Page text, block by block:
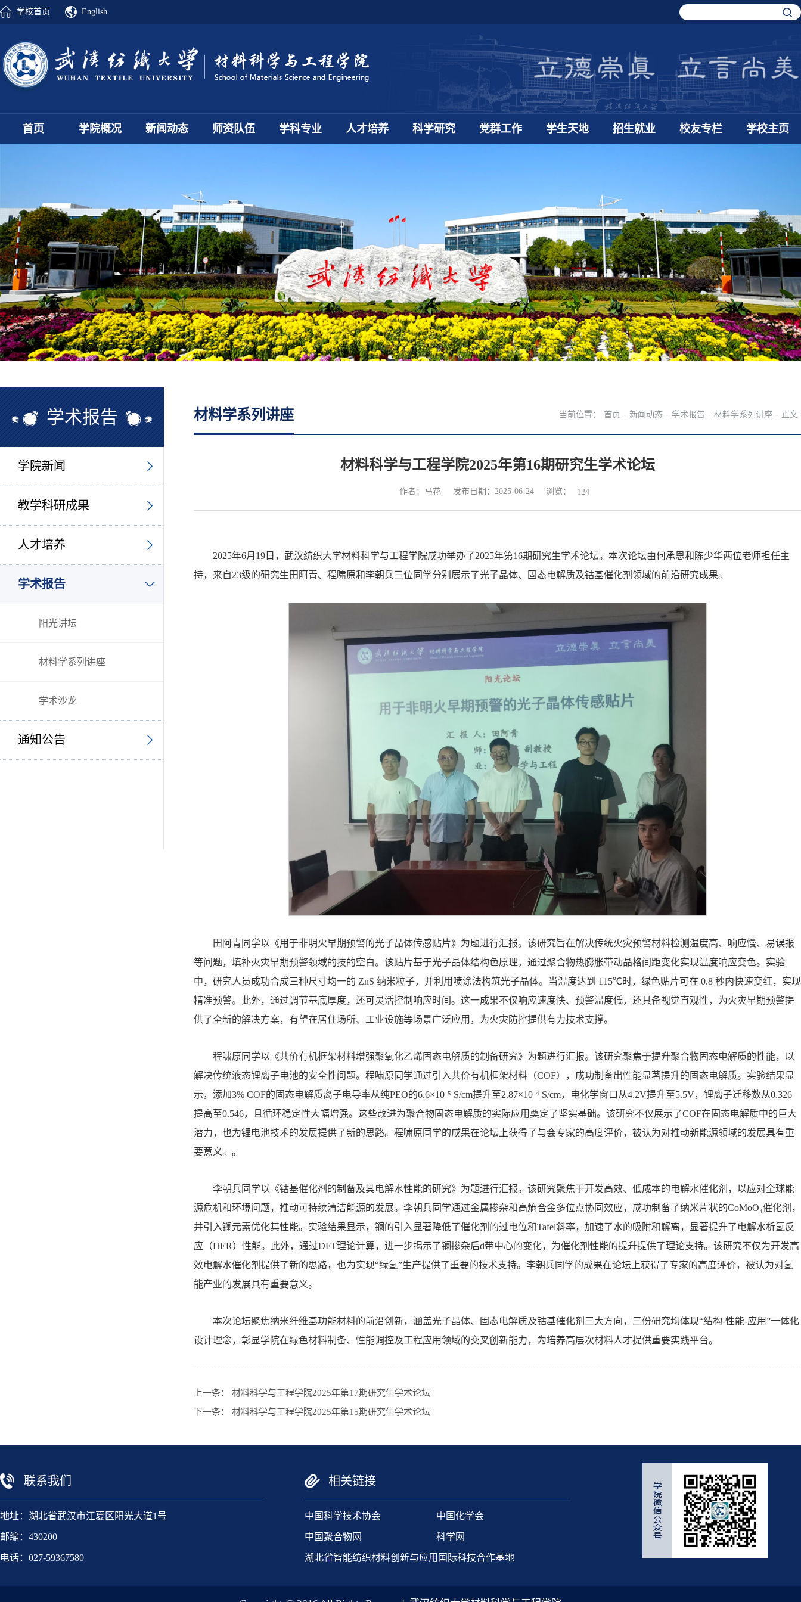
学校首页 English
首页 学院概况 新闻动态 师资队伍 学科专业 人才培养 科学研究 党群工作 学生天地 招生就业 校友专栏 学校主页
学术报告
学院新闻
教学科研成果
人才培养
学术报告
阳光讲坛
材料学系列讲座
学术沙龙
通知公告
材料学系列讲座 当前位置： 首页 - 新闻动态 - 学术报告 - 材料学系列讲座 - 正文
材料科学与工程学院2025年第16期研究生学术论坛
作者：马花 发布日期：2025-06-24 浏览： 124
2025年6月19日，武汉纺织大学材料科学与工程学院成功举办了2025年第16期研究生学术论坛。本次论坛由何承恩和陈少华两位老师担任主
持，来自23级的研究生田阿青、程啸原和李朝兵三位同学分别展示了光子晶体、固态电解质及钴基催化剂领域的前沿研究成果。
田阿青同学以《用于非明火早期预警的光子晶体传感贴片》为题进行汇报。该研究旨在解决传统火灾预警材料检测温度高、响应慢、易误报
等问题，填补火灾早期预警领域的技的空白。该贴片基于光子晶体结构色原理，通过聚合物热膨胀带动晶格间距变化实现温度响应变色。实验
中，研究人员成功合成三种尺寸均一的 ZnS 纳米粒子，并利用喷涂法构筑光子晶体。当温度达到 115℃时，绿色贴片可在 0.8 秒内快速变红，实现
精准预警。此外，通过调节基底厚度，还可灵活控制响应时间。这一成果不仅响应速度快、预警温度低，还具备视觉直观性，为火灾早期预警提
供了全新的解决方案，有望在居住场所、工业设施等场景广泛应用，为火灾防控提供有力技术支撑。
程啸原同学以《共价有机框架材料增强聚氧化乙烯固态电解质的制备研究》为题进行汇报。该研究聚焦于提升聚合物固态电解质的性能，以
解决传统液态锂离子电池的安全性问题。程啸原同学通过引入共价有机框架材料（COF），成功制备出性能显著提升的固态电解质。实验结果显
示，添加3% COF的固态电解质离子电导率从纯PEO的6.6×10⁻⁵ S/cm提升至2.87×10⁻⁴ S/cm，电化学窗口从4.2V提升至5.5V，锂离子迁移数从0.326
提高至0.546，且循环稳定性大幅增强。这些改进为聚合物固态电解质的实际应用奠定了坚实基础。该研究不仅展示了COF在固态电解质中的巨大
潜力，也为锂电池技术的发展提供了新的思路。程啸原同学的成果在论坛上获得了与会专家的高度评价，被认为对推动新能源领域的发展具有重
要意义。。
李朝兵同学以《钴基催化剂的制备及其电解水性能的研究》为题进行汇报。该研究聚焦于开发高效、低成本的电解水催化剂，以应对全球能
源危机和环境问题，推动可持续清洁能源的发展。李朝兵同学通过金属掺杂和高熵合金多位点协同效应，成功制备了纳米片状的CoMoO₄催化剂，
并引入镧元素优化其性能。实验结果显示，镧的引入显著降低了催化剂的过电位和Tafel斜率，加速了水的吸附和解离，显著提升了电解水析氢反
应（HER）性能。此外，通过DFT理论计算，进一步揭示了镧掺杂后d带中心的变化，为催化剂性能的提升提供了理论支持。该研究不仅为开发高
效电解水催化剂提供了新的思路，也为实现“绿氢”生产提供了重要的技术支持。李朝兵同学的成果在论坛上获得了专家的高度评价，被认为对氢
能产业的发展具有重要意义。
本次论坛聚焦纳米纤维基功能材料的前沿创新，涵盖光子晶体、固态电解质及钴基催化剂三大方向，三份研究均体现“结构-性能-应用”一体化
设计理念，彰显学院在绿色材料制备、性能调控及工程应用领域的交叉创新能力，为培养高层次材料人才提供重要实践平台。
上一条： 材料科学与工程学院2025年第17期研究生学术论坛
下一条： 材料科学与工程学院2025年第15期研究生学术论坛
联系我们
地址：湖北省武汉市江夏区阳光大道1号
邮编：430200
电话：027-59367580
相关链接
中国科学技术协会 中国化学会
中国聚合物网 科学网
湖北省智能纺织材料创新与应用国际科技合作基地